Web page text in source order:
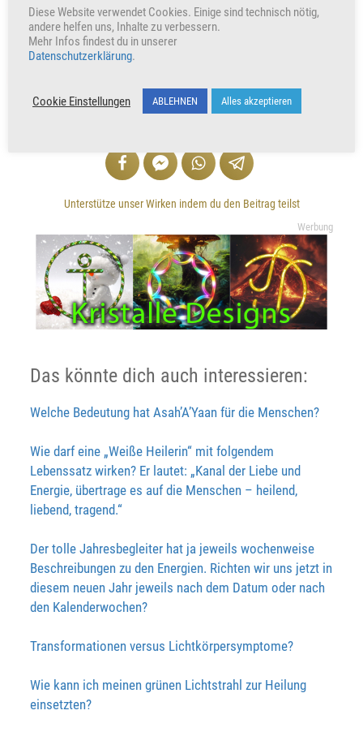
Hier geht's zum Buch
Mehr zur Na'Naam-Energie
Unterstütze unser Wirken indem du den Beitrag teilst
Werbung
Das könnte dich auch interessieren:
Welche Bedeutung hat Asah’A’Yaan für die Menschen?
Wie darf eine „Weiße Heilerin“ mit folgendem
Lebenssatz wirken? Er lautet: „Kanal der Liebe und
Energie, übertrage es auf die Menschen – heilend,
liebend, tragend.“
Der tolle Jahresbegleiter hat ja jeweils wochenweise
Beschreibungen zu den Energien. Richten wir uns jetzt in
diesem neuen Jahr jeweils nach dem Datum oder nach
den Kalenderwochen?
Transformationen versus Lichtkörpersymptome?
Wie kann ich meinen grünen Lichtstrahl zur Heilung
einsetzten?
Diese Website verwendet Cookies. Einige sind technisch nötig,
andere helfen uns, Inhalte zu verbessern.
Mehr Infos findest du in unserer
Datenschutzerklärung.
Cookie Einstellungen ABLEHNEN Alles akzeptieren